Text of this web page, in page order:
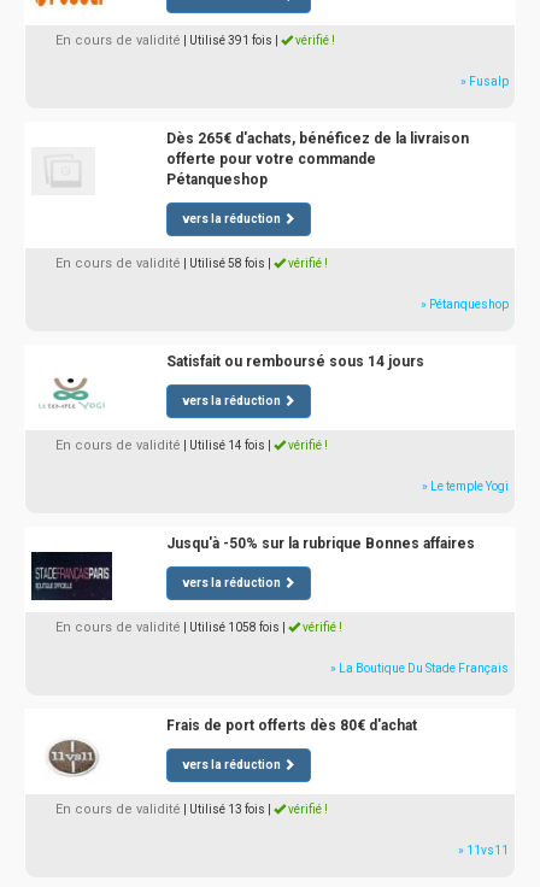
En cours de validité | Utilisé 391 fois vérifié !
» Fusalp
Dès 265€ d'achats, bénéficez de la livraison
offerte pour votre commande
Pétanqueshop
vers la réduction
En cours de validité | Utilisé 58 fois vérifié !
» Pétanqueshop
Satisfait ou remboursé sous 14 jours
vers la réduction
En cours de validité | Utilisé 14 fois vérifié !
» Le temple Yogi
Jusqu'à -50% sur la rubrique Bonnes affaires
vers la réduction
En cours de validité | Utilisé 1058 fois vérifié !
» La Boutique Du Stade Français
Frais de port offerts dès 80€ d'achat
vers la réduction
En cours de validité | Utilisé 13 fois vérifié !
» 11vs11